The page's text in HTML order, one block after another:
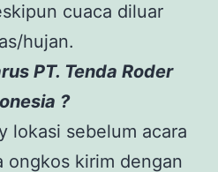
cuaca diluar
hujan.
PT. Tenda Roder
?
lokasi sebelum acara
ongkos kirim dengan